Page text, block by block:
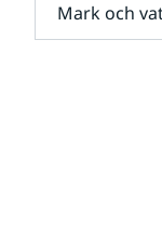
Mark och